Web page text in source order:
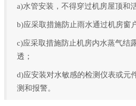
a)水管安装，不得穿过机房屋顶和
b)应采取措施防止雨水通过机房窗
c)应采取措施防止机房内水蒸气结
透；
d)应安装对水敏感的检测仪表或元
测和报警。